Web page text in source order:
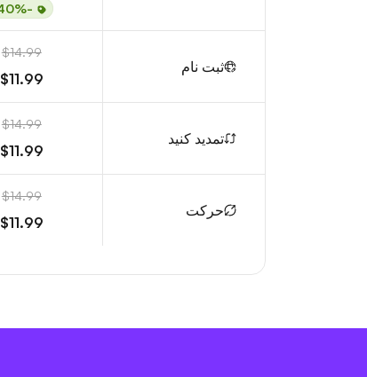
-40%
ثبت نام
$14.99
$11.99
تمدید کنید
$14.99
$11.99
حرکت
$14.99
$11.99